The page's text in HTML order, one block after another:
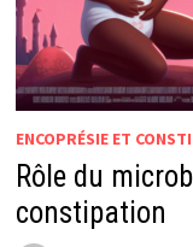
ENCOPRÉSIE ET
Rôle du
constipation